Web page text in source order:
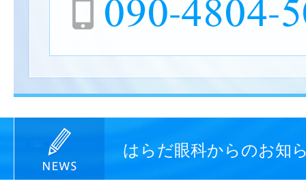
はらだ眼科からのお知